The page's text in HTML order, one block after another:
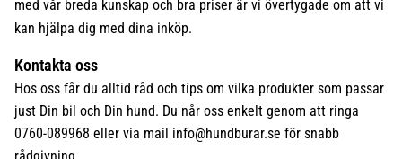
med vår breda kunskap och bra priser är vi övertygade om att vi
kan hjälpa dig med dina inköp.
Kontakta oss
Hos oss får du alltid råd och tips om vilka produkter som passar
just Din bil och Din hund. Du når oss enkelt genom att ringa
0760-089968 eller via mail info@hundburar.se för snabb
rådgivning.